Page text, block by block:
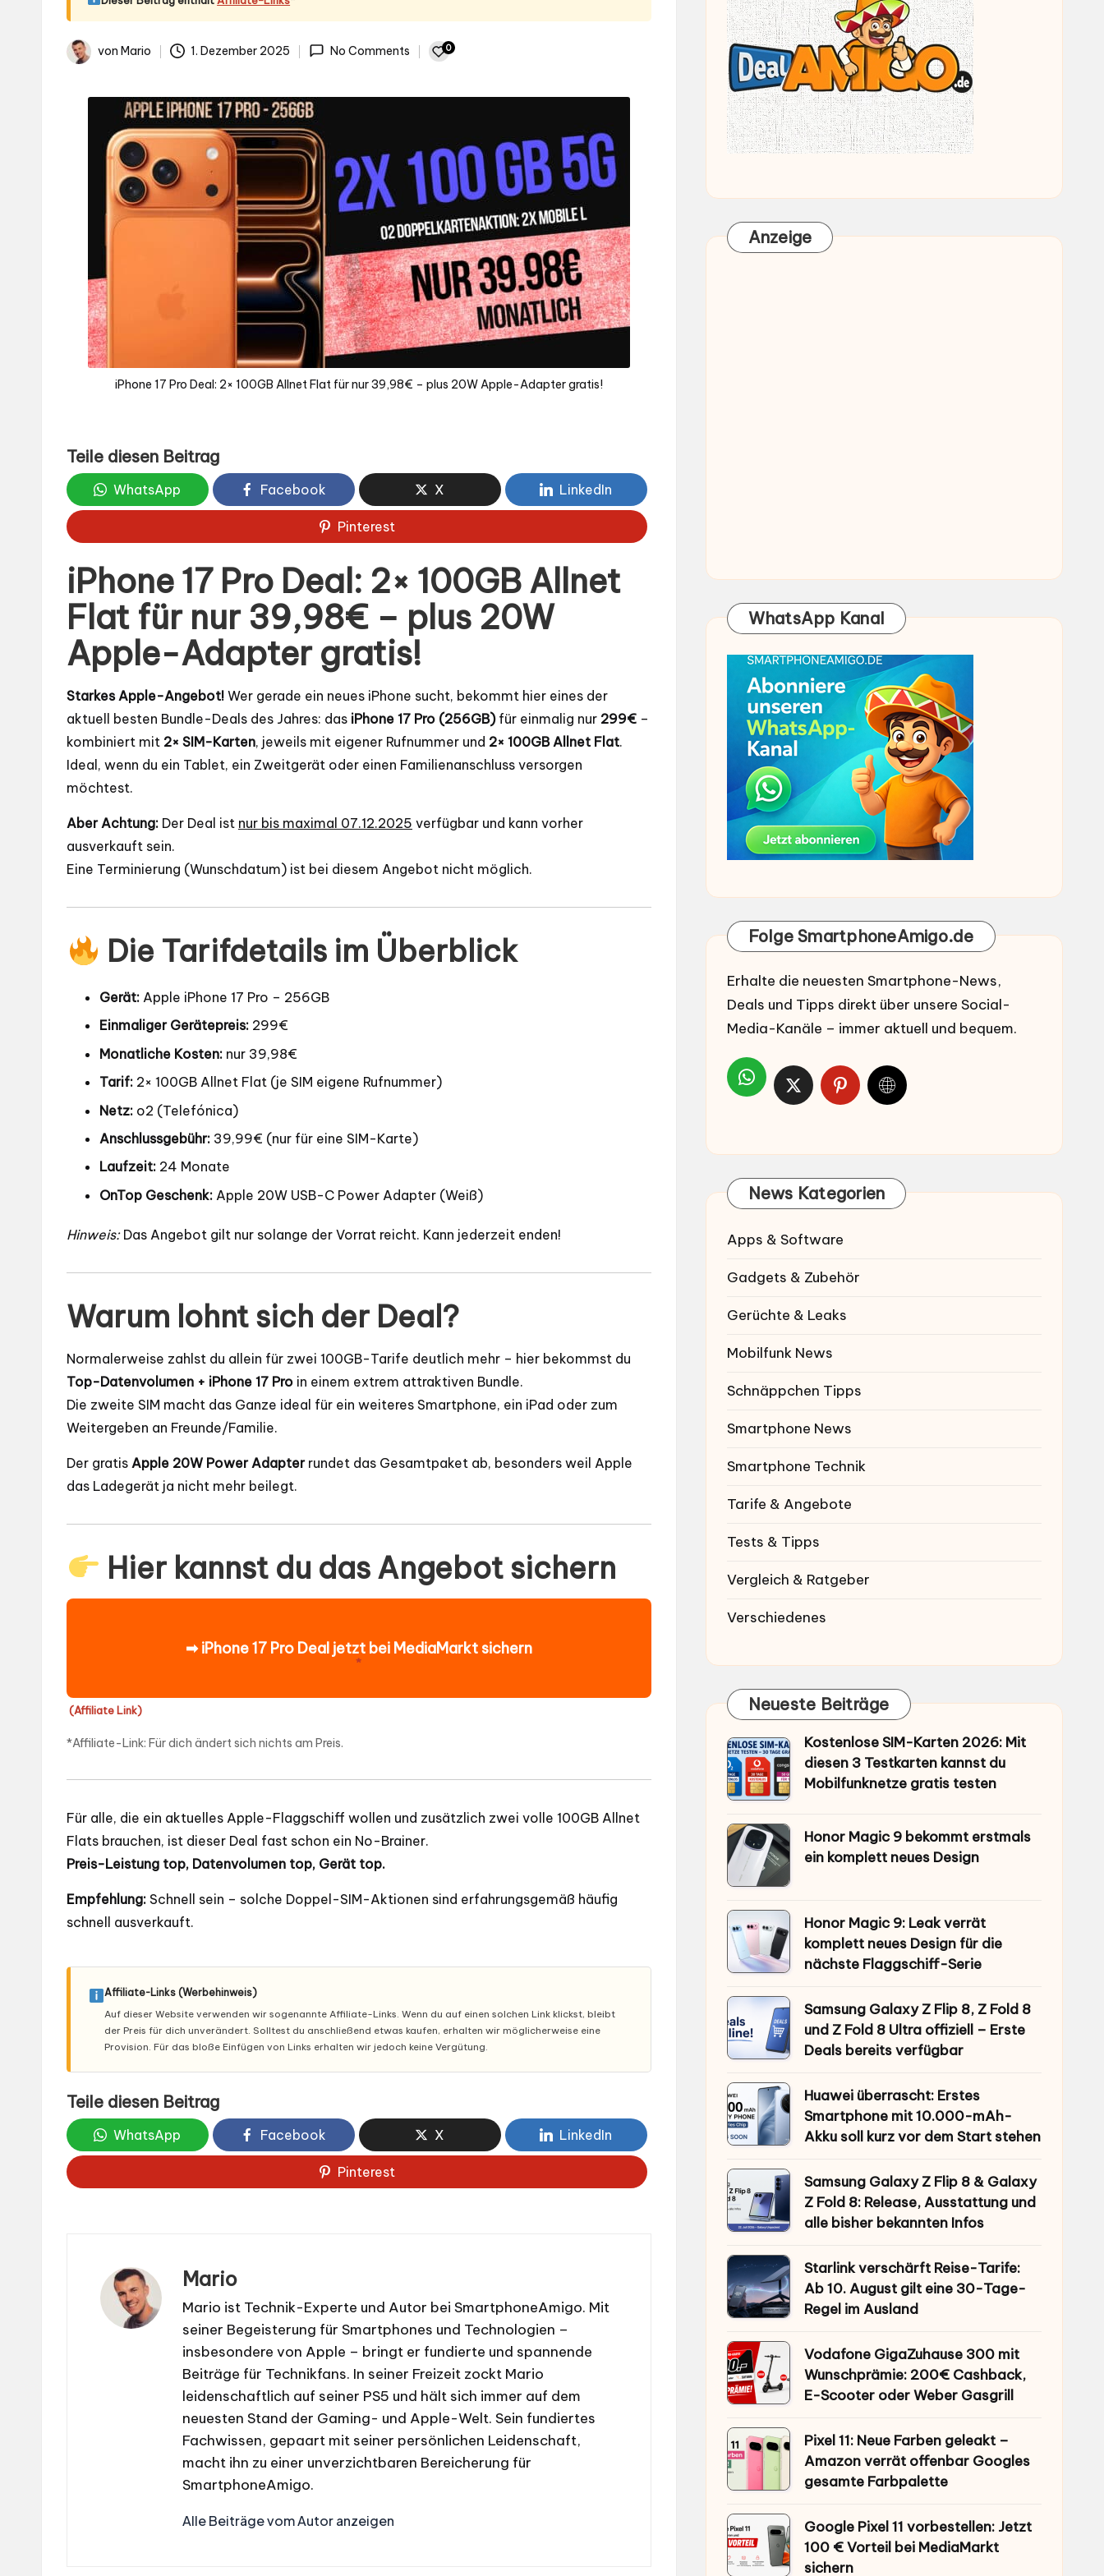
Gepostet
von Mario 1. Dezember 2025 No Comments 0
iPhone 17 Pro Deal: 2× 100GB Allnet Flat für nur 39,98€ – plus 20W Apple-Adapter gratis!
Teile diesen Beitrag
WhatsApp Facebook X LinkedIn
Pinterest
iPhone 17 Pro Deal: 2× 100GB Allnet
Flat für nur 39,98€ – plus 20W
Apple-Adapter gratis!
Starkes Apple-Angebot! Wer gerade ein neues iPhone sucht, bekommt hier eines der
aktuell besten Bundle-Deals des Jahres: das iPhone 17 Pro (256GB)für einmalig nur 299€ –
kombiniert mit 2× SIM-Karten, jeweils mit eigener Rufnummer und 2× 100GB Allnet Flat.
Ideal, wenn du ein Tablet, ein Zweitgerät oder einen Familienanschluss versorgen
möchtest.
Aber Achtung: Der Deal ist nur bis maximal 07.12.2025 verfügbar und kann vorher
ausverkauft sein.
Eine Terminierung (Wunschdatum) ist bei diesem Angebot nicht möglich.
Die Tarifdetails im Überblick
Gerät: Apple iPhone 17 Pro – 256GB
Einmaliger Gerätepreis: 299€
Monatliche Kosten: nur 39,98€
Tarif: 2× 100GB Allnet Flat (je SIM eigene Rufnummer)
Netz: o2 (Telefónica)
Anschlussgebühr: 39,99€ (nur für eine SIM-Karte)
Laufzeit: 24 Monate
OnTop Geschenk: Apple 20W USB-C Power Adapter (Weiß)
Hinweis:Das Angebot gilt nur solange der Vorrat reicht. Kann jederzeit enden!
Warum lohnt sich der Deal?
Normalerweise zahlst du allein für zwei 100GB-Tarife deutlich mehr – hier bekommst du
Top-Datenvolumen + iPhone 17 Pro in einem extrem attraktiven Bundle.
Die zweite SIM macht das Ganze ideal für ein weiteres Smartphone, ein iPad oder zum
Weitergeben an Freunde/Familie.
Der gratis Apple 20W Power Adapterrundet das Gesamtpaket ab, besonders weil Apple
das Ladegerät ja nicht mehr beilegt.
Hier kannst du das Angebot sichern
➡ iPhone 17 Pro Deal jetzt bei MediaMarkt sichern
*
(Affiliate Link)
*Affiliate-Link: Für dich ändert sich nichts am Preis.
Für alle, die ein aktuelles Apple-Flaggschiff wollen und zusätzlich zwei volle 100GB Allnet
Flats brauchen, ist dieser Deal fast schon ein No-Brainer.
Preis-Leistung top, Datenvolumen top, Gerät top.
Empfehlung: Schnell sein – solche Doppel-SIM-Aktionen sind erfahrungsgemäß häufig
schnell ausverkauft.
Affiliate-Links (Werbehinweis)
Auf dieser Website verwenden wir sogenannte Affiliate-Links. Wenn du auf einen solchen Link klickst, bleibt
der Preis für dich unverändert. Solltest du anschließend etwas kaufen, erhalten wir möglicherweise eine
Provision. Für das bloße Einfügen von Links erhalten wir jedoch keine Vergütung.
Teile diesen Beitrag
WhatsApp Facebook X LinkedIn
Pinterest
Mario
Mario ist Technik-Experte und Autor bei SmartphoneAmigo. Mit
seiner Begeisterung für Smartphones und Technologien –
insbesondere von Apple – bringt er fundierte und spannende
Beiträge für Technikfans. In seiner Freizeit zockt Mario
leidenschaftlich auf seiner PS5 und hält sich immer auf dem
neuesten Stand der Gaming- und Apple-Welt. Sein fundiertes
Fachwissen, gepaart mit seiner persönlichen Leidenschaft,
macht ihn zu einer unverzichtbaren Bereicherung für
SmartphoneAmigo.
Alle Beiträge vom Autor anzeigen
Anzeige
WhatsApp Kanal
Folge SmartphoneAmigo.de
Erhalte die neuesten Smartphone-News,
Deals und Tipps direkt über unsere Social-
Media-Kanäle – immer aktuell und bequem.
News Kategorien
Apps & Software
Gadgets & Zubehör
Gerüchte & Leaks
Mobilfunk News
Schnäppchen Tipps
Smartphone News
Smartphone Technik
Tarife & Angebote
Tests & Tipps
Vergleich & Ratgeber
Verschiedenes
Neueste Beiträge
Kostenlose SIM-Karten 2026: Mit
diesen 3 Testkarten kannst du
Mobilfunknetze gratis testen
Honor Magic 9 bekommt erstmals
ein komplett neues Design
Honor Magic 9: Leak verrät
komplett neues Design für die
nächste Flaggschiff-Serie
Samsung Galaxy Z Flip 8, Z Fold 8
und Z Fold 8 Ultra offiziell – Erste
Deals bereits verfügbar
Huawei überrascht: Erstes
Smartphone mit 10.000-mAh-
Akku soll kurz vor dem Start stehen
Samsung Galaxy Z Flip 8 & Galaxy
Z Fold 8: Release, Ausstattung und
alle bisher bekannten Infos
Starlink verschärft Reise-Tarife:
Ab 10. August gilt eine 30-Tage-
Regel im Ausland
Vodafone GigaZuhause 300 mit
Wunschprämie: 200€ Cashback,
E-Scooter oder Weber Gasgrill
Pixel 11: Neue Farben geleakt –
Amazon verrät offenbar Googles
gesamte Farbpalette
Google Pixel 11 vorbestellen: Jetzt
100 € Vorteil bei MediaMarkt
sichern